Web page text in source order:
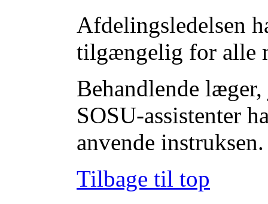
Afdelingsledelsen
tilgængelig for alle
Behandlende
SOSU-assistenter
anvende instruksen.
Tilbage til top